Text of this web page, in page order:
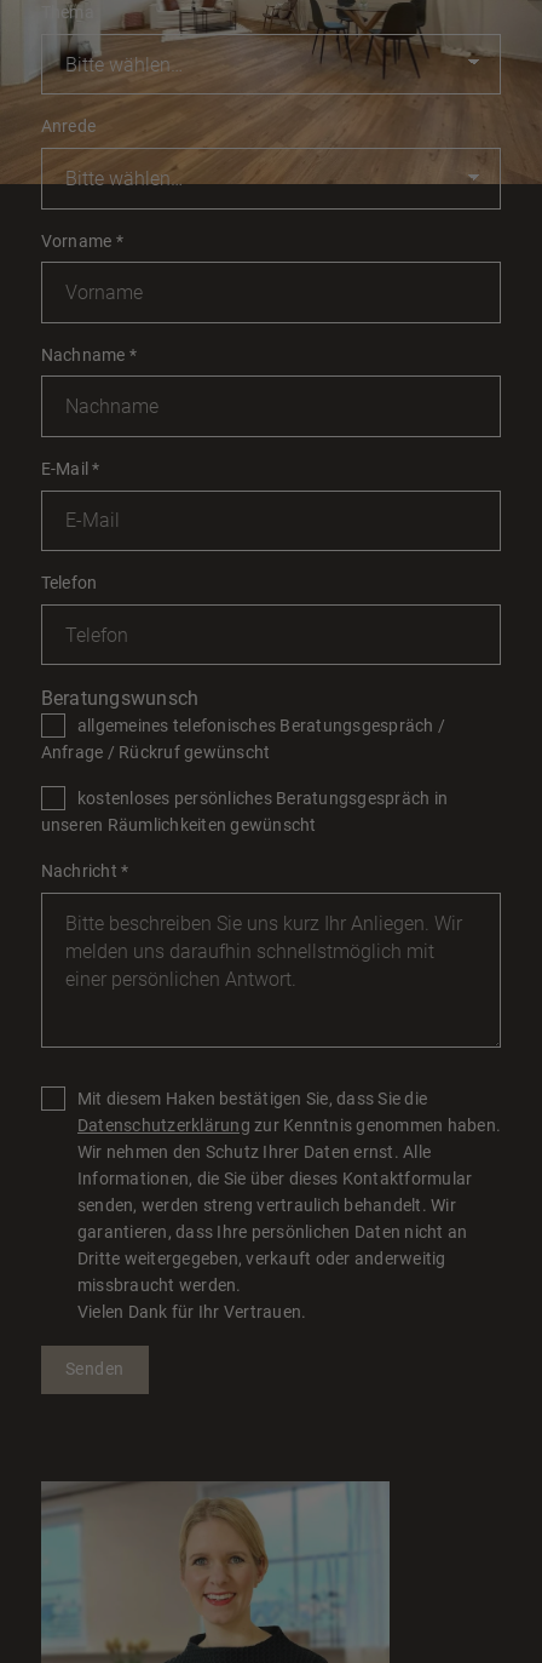
Thema
Anrede
Vorname *
Nachname *
E-Mail*
Telefon
Beratungswunsch
allgemeines telefonisches Beratungsgespräch /
Anfrage / Rückruf gewünscht
kostenloses persönliches Beratungsgespräch in
unseren Räumlichkeiten gewünscht
Nachricht*
Mit diesem Haken bestätigen Sie, dass Sie die
Datenschutzerklärung zur Kenntnis genommen haben.
Wir nehmen den Schutz Ihrer Daten ernst. Alle
Informationen, die Sie über dieses Kontaktformular
senden, werden streng vertraulich behandelt. Wir
garantieren, dass Ihre persönlichen Daten nicht an
Dritte weitergegeben, verkauft oder anderweitig
missbraucht werden.
Vielen Dank für Ihr Vertrauen.
Senden